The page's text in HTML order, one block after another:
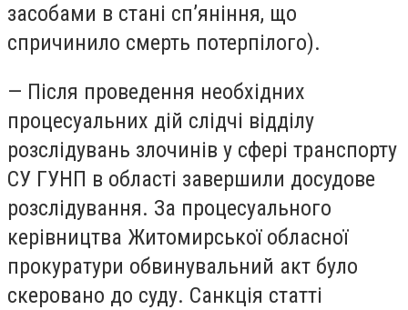
засобами в стані сп’яніння, що
спричинило смерть потерпілого).
— Після проведення необхідних
процесуальних дій слідчі відділу
розслідувань злочинів у сфері транспорту
СУ ГУНП в області завершили досудове
розслідування. За процесуального
керівництва Житомирської обласної
прокуратури обвинувальний акт було
скеровано до суду. Санкція статті